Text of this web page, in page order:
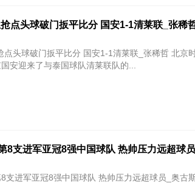
点头球破门扳平比分 国安1-1清莱联_张稀
门扳平比分 国安1-1清莱联_张稀哲 北京时间12月3日消息，亚冠小组赛继续
安迎来了与泰国球队清莱联队的...
8支进军亚冠8强中国球队 热帅压力远超球
支进军亚冠8强中国球队 热帅压力远超球员_奥古